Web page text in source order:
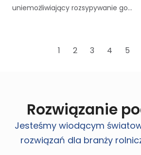
uniemożliwiający rozsypywanie go...
1 2 3 4 5
Rozwiązanie
Jesteśmy wiodącym
rozwiązań dla branży